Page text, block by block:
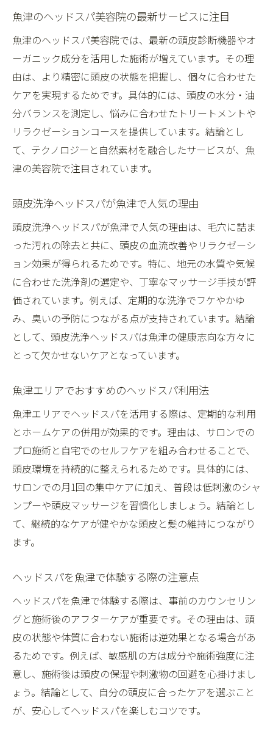
魚津のヘッドスパ美容院の最新サービスに注目
魚津のヘッドスパ美容院では、最新の頭皮診断機器やオ
ーガニック成分を活用した施術が増えています。その理
由は、より精密に頭皮の状態を把握し、個々に合わせた
ケアを実現するためです。具体的には、頭皮の水分・油
分バランスを測定し、悩みに合わせたトリートメントや
リラクゼーションコースを提供しています。結論とし
て、テクノロジーと自然素材を融合したサービスが、魚
津の美容院で注目されています。
頭皮洗浄ヘッドスパが魚津で人気の理由
頭皮洗浄ヘッドスパが魚津で人気の理由は、毛穴に詰ま
った汚れの除去と共に、頭皮の血流改善やリラクゼーシ
ョン効果が得られるためです。特に、地元の水質や気候
に合わせた洗浄剤の選定や、丁寧なマッサージ手技が評
価されています。例えば、定期的な洗浄でフケやかゆ
み、臭いの予防につながる点が支持されています。結論
として、頭皮洗浄ヘッドスパは魚津の健康志向な方々に
とって欠かせないケアとなっています。
魚津エリアでおすすめのヘッドスパ利用法
魚津エリアでヘッドスパを活用する際は、定期的な利用
とホームケアの併用が効果的です。理由は、サロンでの
プロ施術と自宅でのセルフケアを組み合わせることで、
頭皮環境を持続的に整えられるためです。具体的には、
サロンでの月1回の集中ケアに加え、普段は低刺激のシャ
ンプーや頭皮マッサージを習慣化しましょう。結論とし
て、継続的なケアが健やかな頭皮と髪の維持につながり
ます。
ヘッドスパを魚津で体験する際の注意点
ヘッドスパを魚津で体験する際は、事前のカウンセリン
グと施術後のアフターケアが重要です。その理由は、頭
皮の状態や体質に合わない施術は逆効果となる場合があ
るためです。例えば、敏感肌の方は成分や施術強度に注
意し、施術後は頭皮の保湿や刺激物の回避を心掛けまし
ょう。結論として、自分の頭皮に合ったケアを選ぶこと
が、安心してヘッドスパを楽しむコツです。